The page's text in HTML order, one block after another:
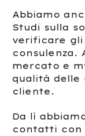
Abbiamo
Studi sulla
verificare
consulenza.
mercato e
qualità delle
cliente.
Da lì
contatti con